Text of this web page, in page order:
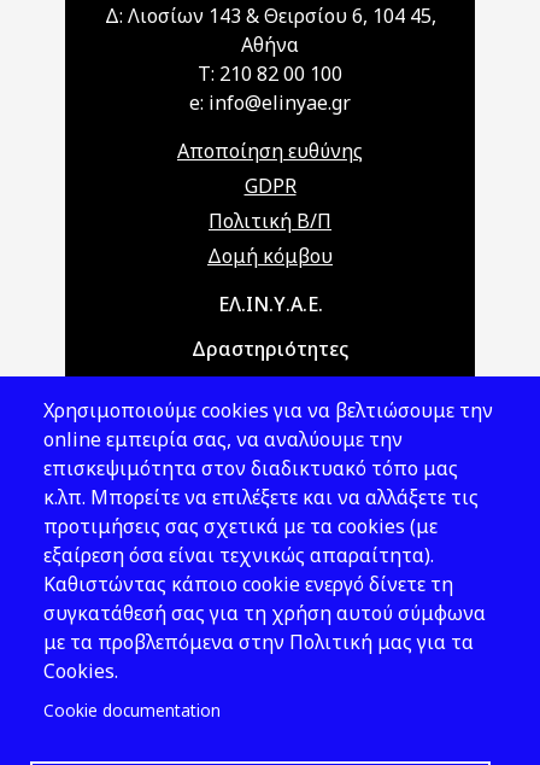
Δ: Λιοσίων 143 & Θειρσίου 6, 104 45,
Αθήνα
T: 210 82 00 100
e: info@elinyae.gr
Αποποίηση ευθύνης
GDPR
Πολιτική Β/Π
Δομή κόμβου
Main navigationΕΛ.ΙΝ.Υ.Α.Ε.
Δραστηριότητες
Νομοθεσία
Εκδόσεις
Νέα - Εκδηλώσεις
Ακολουθήστε μας
Χρησιμοποιούμε cookies για να βελτιώσουμε την
online εμπειρία σας, να αναλύουμε την
επισκεψιμότητα στον διαδικτυακό τόπο μας
κ.λπ. Μπορείτε να επιλέξετε και να αλλάξετε τις
προτιμήσεις σας σχετικά με τα cookies (με
εξαίρεση όσα είναι τεχνικώς απαραίτητα).
Καθιστώντας κάποιο cookie ενεργό δίνετε τη
συγκατάθεσή σας για τη χρήση αυτού σύμφωνα
με τα προβλεπόμενα στην Πολιτική μας για τα
Cookies.
Cookie documentation